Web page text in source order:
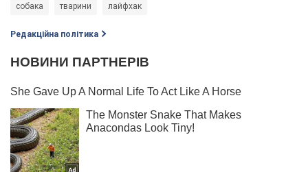
собака тварини лайфхак
Редакційна політика